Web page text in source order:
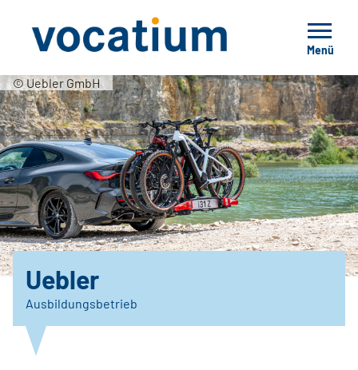
Menü
© Uebler GmbH
Uebler
Ausbildungsbetrieb